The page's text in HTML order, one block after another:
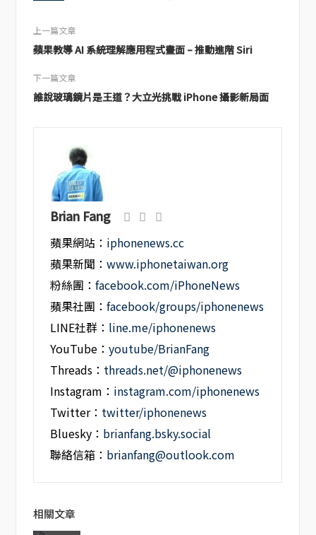
上一篇文章
蘋果教導 AI 系統理解應用程式畫面 – 推動進階 Siri
下一篇文章
誰說玻璃鏡片是王道？大立光挑戰 iPhone 攝影新局面
Brian Fang
蘋果網站： iphonenews.cc
蘋果新聞：www.iphonetaiwan.org
粉絲團：facebook.com/iPhoneNews
蘋果社團：facebook/groups/iphonenews
LINE社群： line.me/iphonenews
YouTube：youtube/BrianFang
Threads： threads.net/@iphonenews
Instagram： instagram.com/iphonenews
Twitter： twitter/iphonenews
Bluesky： brianfang.bsky.social
聯絡信箱： brianfang@outlook.com
相關文章